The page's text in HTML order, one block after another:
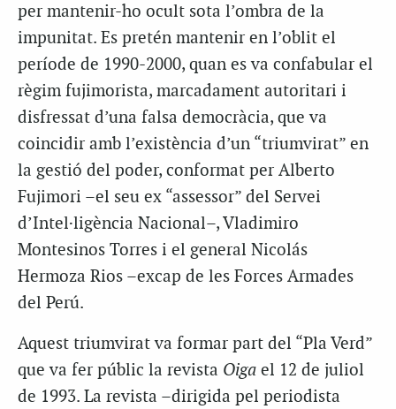
per mantenir-ho ocult sota l’ombra de la
impunitat. Es pretén mantenir en l’oblit el
període de 1990-2000, quan es va confabular el
règim fujimorista, marcadament autoritari i
disfressat d’una falsa democràcia, que va
coincidir amb l’existència d’un “triumvirat” en
la gestió del poder, conformat per Alberto
Fujimori –el seu ex “assessor” del Servei
d’Intel·ligència Nacional–, Vladimiro
Montesinos Torres i el general Nicolás
Hermoza Rios –excap de les Forces Armades
del Perú.
Aquest triumvirat va formar part del “Pla Verd”
que va fer públic la revista Oiga el 12 de juliol
de 1993. La revista –dirigida pel periodista